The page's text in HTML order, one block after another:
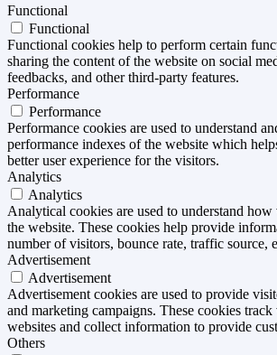
Functional
Functional
Functional cookies help to perform certain
sharing the content of the website on social
feedbacks, and other third-party features.
Performance
Performance
Performance cookies are used to understand
performance indexes of the website which
better user experience for the visitors.
Analytics
Analytics
Analytical cookies are used to understand
the website. These cookies help provide
number of visitors, bounce rate, traffic source,
Advertisement
Advertisement
Advertisement cookies are used to provide
and marketing campaigns. These cookies track
websites and collect information to provide
Others